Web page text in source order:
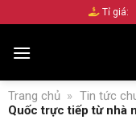
nội
Tỉ giá:
Trang chủ » Tin tức
Quốc trực tiếp từ nhà